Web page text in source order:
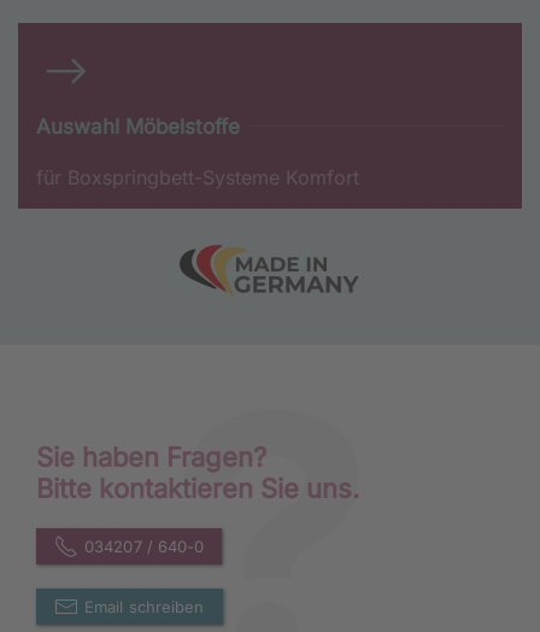
Auswahl Möbelstoffe
für Boxspringbett-Systeme Komfort
Sie haben Fragen?
Bitte kontaktieren Sie uns.
034207 / 640-0
Email schreiben